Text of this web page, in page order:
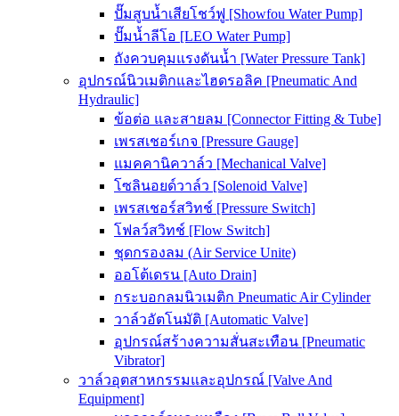
ปั๊มสูบน้ำเสียโชว์ฟู [Showfou Water Pump]
ปั๊มน้ำลีโอ [LEO Water Pump]
ถังควบคุมแรงดันน้ำ [Water Pressure Tank]
อุปกรณ์นิวเมติกและไฮดรอลิค [Pneumatic And
Hydraulic]
ข้อต่อ และสายลม [Connector Fitting & Tube]
เพรสเชอร์เกจ [Pressure Gauge]
แมคคานิควาล์ว [Mechanical Valve]
โซลินอยด์วาล์ว [Solenoid Valve]
เพรสเชอร์สวิทช์ [Pressure Switch]
โฟลว์สวิทช์ [Flow Switch]
ชุดกรองลม (Air Service Unite)
ออโต้เดรน [Auto Drain]
กระบอกลมนิวเมติก Pneumatic Air Cylinder
วาล์วอัตโนมัติ [Automatic Valve]
อุปกรณ์สร้างความสั่นสะเทือน [Pneumatic
Vibrator]
วาล์วอุตสาหกรรมและอุปกรณ์ [Valve And
Equipment]